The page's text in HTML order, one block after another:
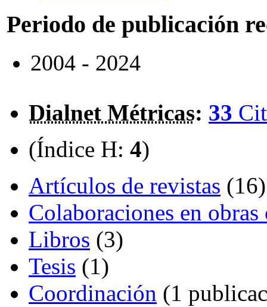
Periodo de publicación
2004 - 2024
Dialnet Métricas: 33
(Índice H: 4)
Artículos de revistas (16)
Colaboraciones en
Libros (3)
Tesis (1)
Coordinación (1